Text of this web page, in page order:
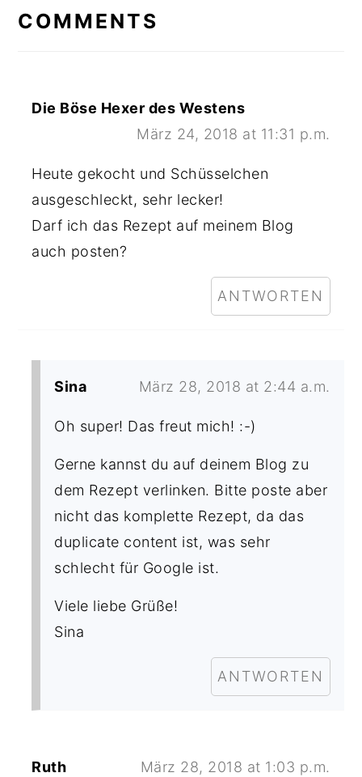
INTERACTIONS
COMMENTS
Die Böse Hexer des Westens
März 24, 2018 at 11:31 p.m.
Heute gekocht und Schüsselchen
ausgeschleckt, sehr lecker!
Darf ich das Rezept auf meinem Blog
auch posten?
ANTWORTEN
Sina März 28, 2018 at 2:44 a.m.
Oh super! Das freut mich! :-)
Gerne kannst du auf deinem Blog zu
dem Rezept verlinken. Bitte poste aber
nicht das komplette Rezept, da das
duplicate content ist, was sehr
schlecht für Google ist.
Viele liebe Grüße!
Sina
ANTWORTEN
Ruth März 28, 2018 at 1:03 p.m.